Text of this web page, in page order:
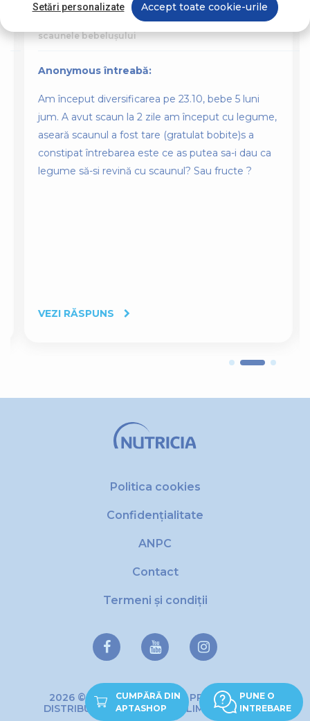
PUNE O
INTREBARE
Nutriția Bebelușului
scaunele bebelușului
Anonymous întreabă:
Am început diversificarea pe 23.10, bebe 5 luni
jum. A avut scaun la 2 zile am început cu legume,
aseară scaunul a fost tare (gratulat bobite)s a
constipat întrebarea este ce as putea sa-i dau ca
legume să-si revină cu scaunul? Sau fructe ?
VEZI RĂSPUNS
Politica cookies
Confidențialitate
ANPC
Contact
Termeni și condiții
2026 © Copyright DANONE PRODUCTIE SI
DISTRIBUTIE DE PRODUSE ALIMENTARE SRL
CUMPĂRĂ DIN
APTASHOP
Setări personalizate Accept toate cookie-urile